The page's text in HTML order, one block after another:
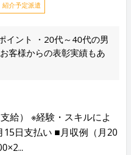
紹介予定派遣
ント ・20代～40代の男
客様からの表彰実績もあ
給） ※経験・スキルによ
日支払い ■月収例（月20